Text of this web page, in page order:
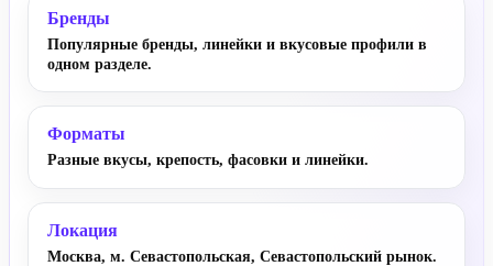
Бренды
Популярные бренды, линейки и вкусовые профили в
одном разделе.
Форматы
Разные вкусы, крепость, фасовки и линейки.
Локация
Москва, м. Севастопольская, Севастопольский рынок.